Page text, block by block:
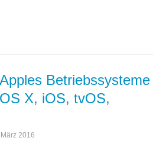
Betriebssysteme
X, iOS, tvOS,
2016